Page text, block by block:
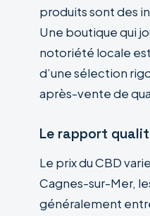
produits sont des
Une boutique qui
notoriété locale
d’une sélection
après-vente de
Le rapport
Le prix du CBD
Cagnes-sur-Mer,
généralement